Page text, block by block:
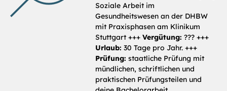
Soziale Arbeit im
Gesundheitswesen an der DHBW
mit Praxisphasen am Klinikum
Stuttgart +++ Vergütung: ??? +++
Urlaub: 30 Tage pro Jahr. +++
Prüfung: staatliche Prüfung mit
mündlichen, schriftlichen und
praktischen Prüfungsteilen und